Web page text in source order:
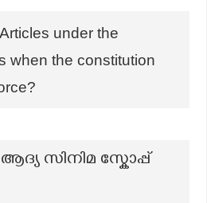
under the
when the constitution
സിനിമ സ്കോപ്പ്‌